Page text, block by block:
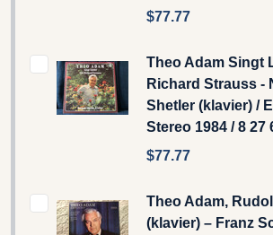
$77.77
Theo Adam Singt
Richard Strauss -
Shetler (klavier) /
Stereo 1984 / 8 27
$77.77
Theo Adam,
(klavier) – Franz